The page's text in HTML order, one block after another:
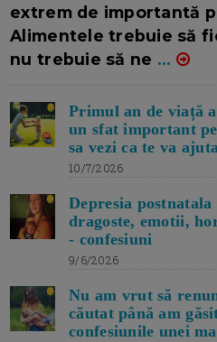
extrem de importantă
Alimentele trebuie să
nu trebuie să ne ...
Primul an de viață
un sfat important
sa vezi ca te va
10/7/2026
Depresia
dragoste, emotii,
- confesiuni
9/6/2026
Nu am vrut să
căutat până am
confesiunile unei